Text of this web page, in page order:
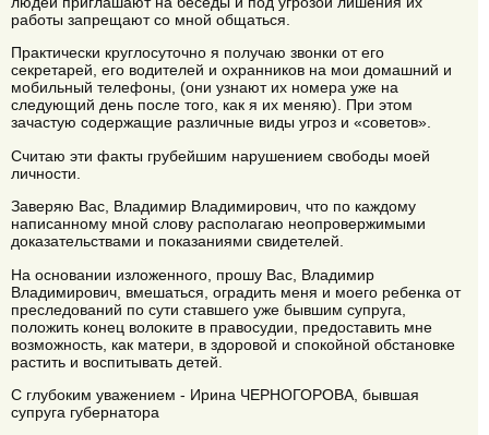
работы запрещают со мной общаться.
Практически круглосуточно я получаю звонки от его
секретарей, его водителей и охранников на мои домашний и
мобильный телефоны, (они узнают их номера уже на
следующий день после того, как я их меняю). При этом
зачастую содержащие различные виды угроз и «советов».
Считаю эти факты грубейшим нарушением свободы моей
личности.
Заверяю Вас, Владимир Владимирович, что по каждому
написанному мной слову располагаю неопровержимыми
доказательствами и показаниями свидетелей.
На основании изложенного, прошу Вас, Владимир
Владимирович, вмешаться, оградить меня и моего ребенка от
преследований по сути ставшего уже бывшим супруга,
положить конец волоките в правосудии, предоставить мне
возможность, как матери, в здоровой и спокойной обстановке
растить и воспитывать детей.
С глубоким уважением - Ирина ЧЕРНОГОРОВА, бывшая
супруга губернатора